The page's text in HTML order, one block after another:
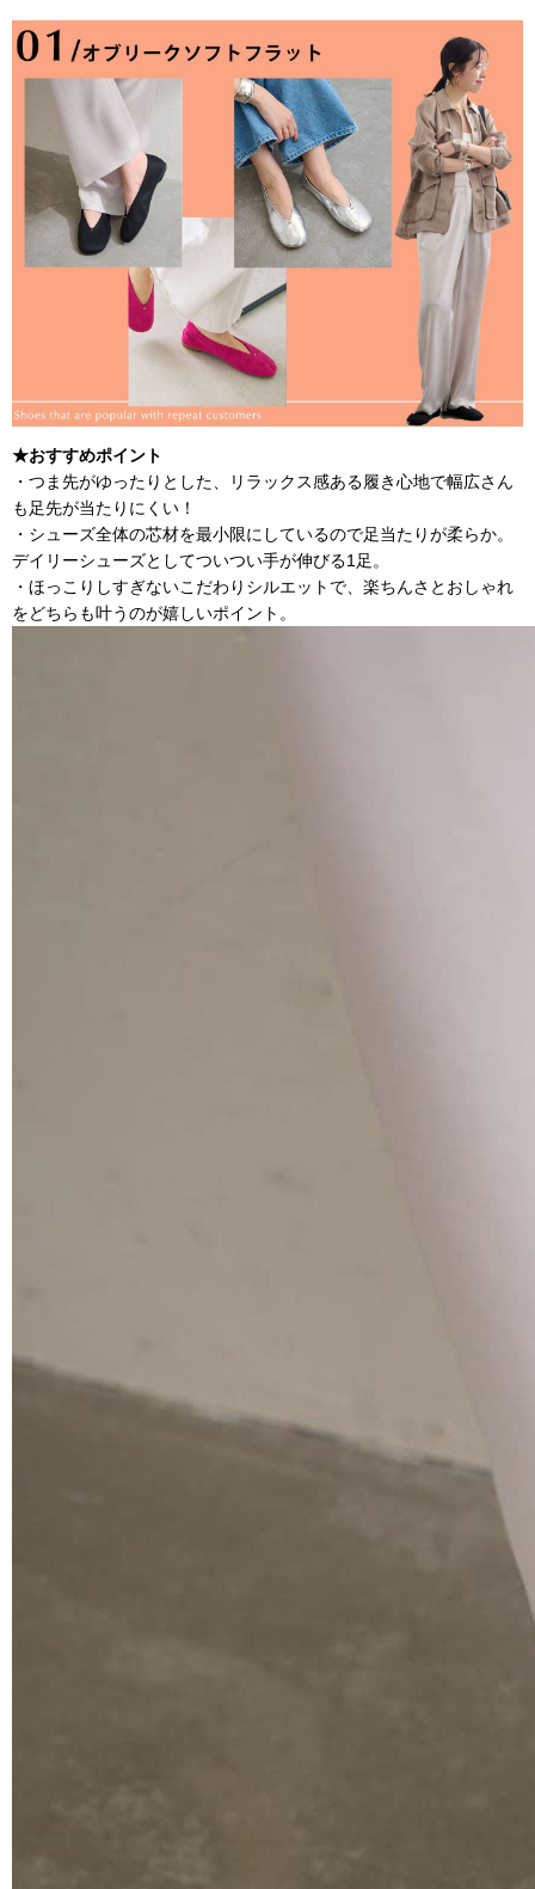
★おすすめポイント
・つま先がゆったりとした、リラックス感ある履き心地で幅広さん
も足先が当たりにくい！
・シューズ全体の芯材を最小限にしているので足当たりが柔らか。
デイリーシューズとしてついつい手が伸びる1足。
・ほっこりしすぎないこだわりシルエットで、楽ちんさとおしゃれ
をどちらも叶うのが嬉しいポイント。